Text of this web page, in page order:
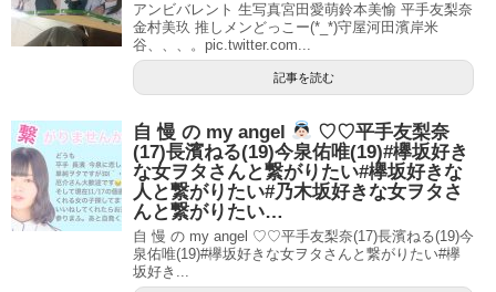
アンビバレント 生写真宮田愛萌鈴本美愉 平手友梨奈
金村美玖 推しメンどっこー(*_*)守屋河田濱岸米
谷、、、。pic.twitter.com...
記事を読む
自 慢 の my angel
♡♡平手友梨奈
(17)長濱ねる(19)今泉佑唯(19)#欅坂好き
な女ヲタさんと繋がりたい#欅坂好きな
人と繋がりたい#乃木坂好きな女ヲタさ
んと繋がりたい…
自 慢 の my angel ♡♡平手友梨奈(17)長濱ねる(19)今
泉佑唯(19)#欅坂好きな女ヲタさんと繋がりたい#欅
坂好き...